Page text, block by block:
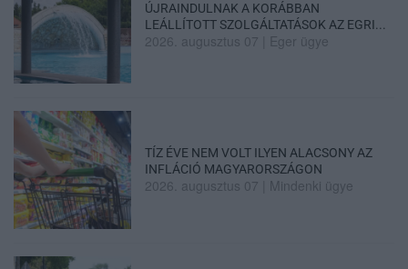
ÚJRAINDULNAK A KORÁBBAN
LEÁLLÍTOTT SZOLGÁLTATÁSOK AZ EGRI...
2026. augusztus 07 Eger ügye
TÍZ ÉVE NEM VOLT ILYEN ALACSONY AZ
INFLÁCIÓ MAGYARORSZÁGON
2026. augusztus 07 Mindenki ügye